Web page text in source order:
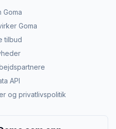
Goma
Goma
tilbud
API
og privatlivspolitik